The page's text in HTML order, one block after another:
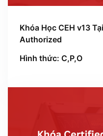
Khóa Học CEH v13
Authorized
Hình thức: C,P,O